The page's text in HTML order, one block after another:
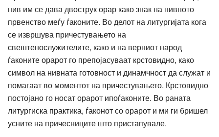
нив им се дава двострук орар како знак на нивното
првенство меѓу ѓаконите. Во делот на литургијата кога
се извршува причестувањето на
свештенослужителите, како и на верниот народ
ѓаконите орарот го препојасуваат крстовидно, како
символ на нивната готовност и динамчност да служат и
помагаат во моментот на причестувањето. Крстовидно
постојано го носат орарот ипоѓаконите. Во раната
литургиска практика, ѓаконот со орарот и ми ги бришел
усните на причесниците што пристапувале.